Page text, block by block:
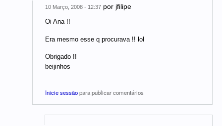
10 Março, 2008 - 12:37 por jfilipe
Oi Ana !!
Era mesmo esse q procurava !! lol
Obrigado !!
beijinhos
Inicie sessãopara publicar comentários